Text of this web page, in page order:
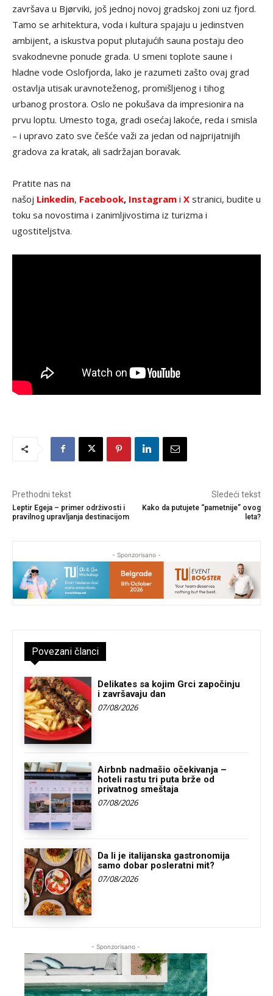
završava u Bjørviki, još jednoj novoj gradskoj zoni uz fjord.
Tamo se arhitektura, voda i kultura spajaju u jedinstven
ambijent, a iskustva poput plutajućih sauna postaju deo
svakodnevne ponude grada. U smeni toplote saune i
hladne vode Oslofjorda, lako je razumeti zašto ovaj grad
ostavlja utisak uravnoteženog, promišljenog i tihog
urbanog prostora. Oslo ne pokušava da impresionira na
prvu loptu. Umesto toga, gradi osećaj lakoće, reda i smisla
– i upravo zato sve češće važi za jedan od najprijatnijih
gradova za kratak, ali sadržajan boravak.
Pratite nas na
našoj Linkedin, Facebook, Instagram i X stranici, budite u
toku sa novostima i zanimljivostima iz turizma i
ugostiteljstva.
Prethodni tekst
Leptir Egeja – primer održivosti i
pravilnog upravljanja destinacijom
Sledeći tekst
Kako da putujete “pametnije” ovog
leta?
- Sponzorisano -
Povezani članci
Delikates sa kojim Grci započinju
i završavaju dan
07/08/2026
Airbnb nadmašio očekivanja –
hoteli rastu tri puta brže od
privatnog smeštaja
07/08/2026
Da li je italijanska gastronomija
samo dobar posleratni mit?
07/08/2026
- Sponzorisano -